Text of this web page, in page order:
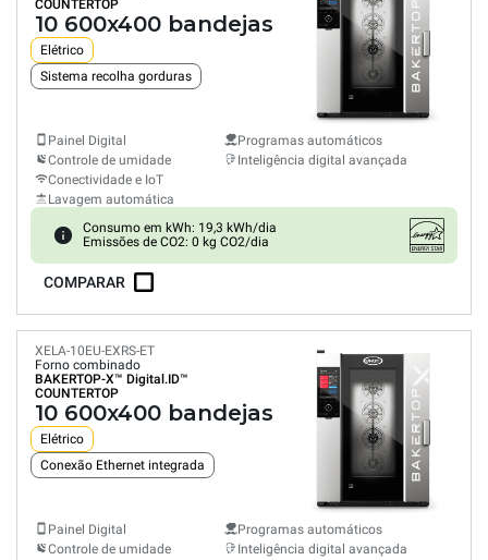
COUNTERTOP
10 600x400 bandejas
Elétrico
Sistema recolha gorduras
Painel Digital
Controle de umidade
Conectividade e IoT
Lavagem automática
Programas automáticos
Inteligência digital avançada
Consumo em kWh: 19,3 kWh/dia
Emissões de CO2: 0 kg CO2/dia
COMPARAR
XELA-10EU-EXRS-ET
Forno combinado
BAKERTOP-X™ Digital.ID™
COUNTERTOP
10 600x400 bandejas
Elétrico
Conexão Ethernet integrada
Painel Digital
Controle de umidade
Programas automáticos
Inteligência digital avançada